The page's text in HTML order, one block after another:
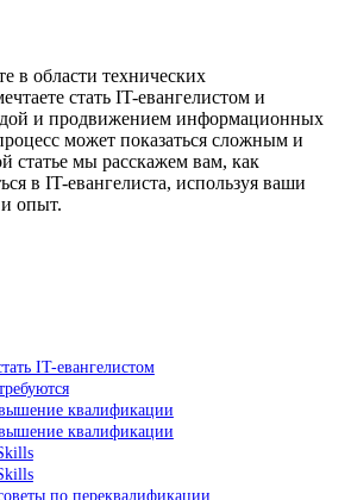
стать IT-евангелистом и
и продвижением информационных
может показаться сложным и
статье мы расскажем вам, как
в IT-евангелиста, используя ваши
опыт.
IT-евангелистом
квалификации
квалификации
по переквалификации